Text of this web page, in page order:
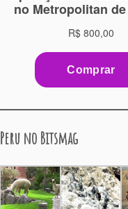
Peru no Bitsmag